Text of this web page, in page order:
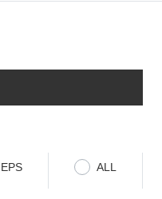
EPS ALL